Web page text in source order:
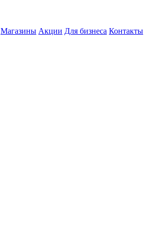
Магазины Акции Для бизнеса Контакты